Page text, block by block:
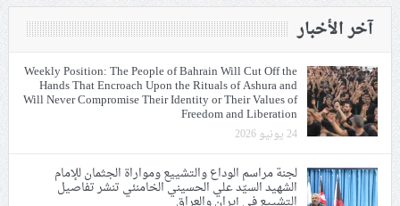
آخر الأخبار
Weekly Position: The People of Bahrain Will Cut Off the
Hands That Encroach Upon the Rituals of Ashura and
Will Never Compromise Their Identity or Their Values of
Freedom and Liberation
24 يونيو 2026
لجنة مراسم الوداع والتشييع ومواراة الجثمان للإمام
الشهيد السيّد علي الحسيني الخامنئي تنشر تفاصيل